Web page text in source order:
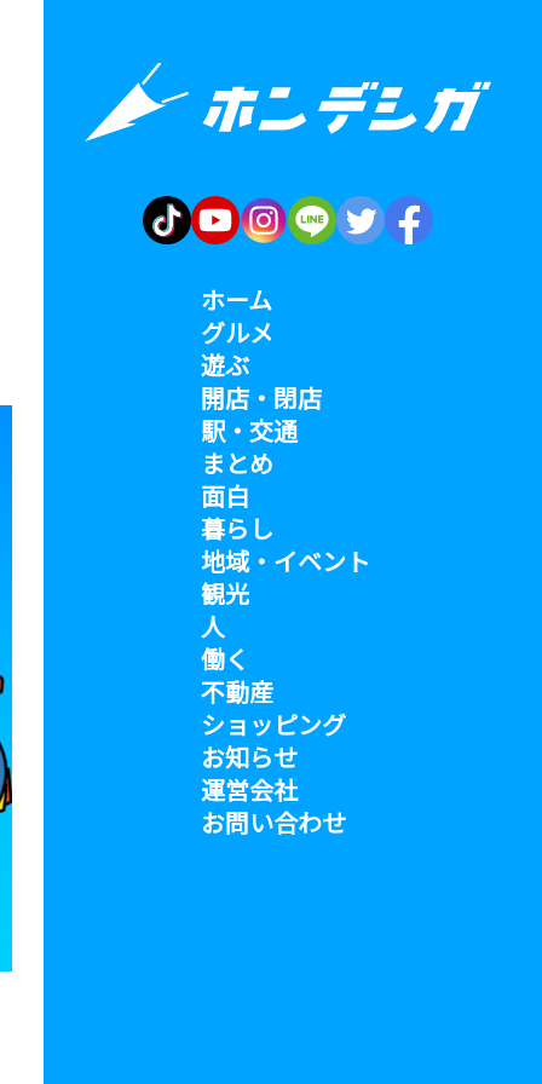
ホーム
グルメ
遊ぶ
開店・閉店
駅・交通
まとめ
面白
暮らし
地域・イベント
観光
人
働く
不動産
ショッピング
お知らせ
運営会社
お問い合わせ